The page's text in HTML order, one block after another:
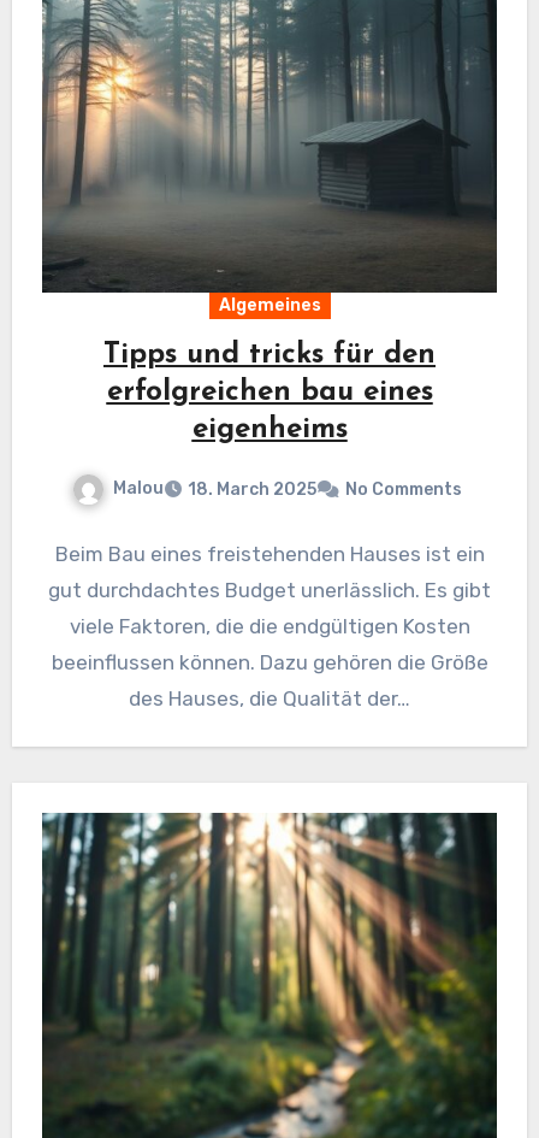
Algemeines
Tipps und tricks für den
erfolgreichen bau eines
eigenheims
Malou 18. March 2025 No Comments
Beim Bau eines freistehenden Hauses ist ein
gut durchdachtes Budget unerlässlich. Es gibt
viele Faktoren, die die endgültigen Kosten
beeinflussen können. Dazu gehören die Größe
des Hauses, die Qualität der…